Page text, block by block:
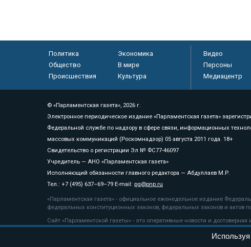
Политика
Экономика
Общество
В мире
Происшествия
Культура
Видео
Персоны
Медиацентр
© «Парламентская газета», 2026 г.
Электронное периодическое издание «Парламентская газета»
Федеральной службе по надзору в сфере связи, информационных
массовых коммуникаций (Роскомнадзор) 05 августа 2011 года. 18+
Свидетельство о регистрации Эл № ФС77-46097
Учредитель — АНО «Парламентская газета»
Исполняющий обязанности главного редактора — Абдуллаев М.Р.
Тел.: +7 (495) 637–69–79 E-mail: pg@pnp.ru
«Парламентская газета» - официальное еженедельное издание
федеральных конституционных законов, федеральных законов и актов
Сайт «Парламентской газеты» - это оперативные новости и
«Парламентской газеты» активная ссылка на pnp.ru обязательна.
рекомендательные